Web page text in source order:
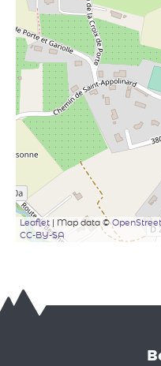
Leaflet | Map data ©
CC-BY-SA